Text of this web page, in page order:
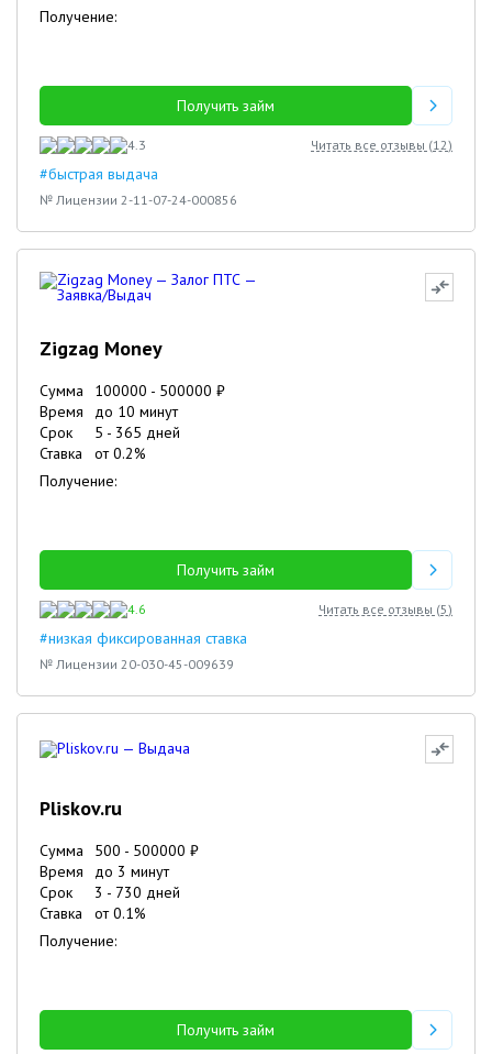
Получение:
Получить займ
4.3 Читать все отзывы (12)
#быстрая выдача
№ Лицензии 2-11-07-24-000856
Zigzag Money
Сумма 100000 - 500000 ₽
Время
до 10 минут
Срок
5 - 365 дней
Ставка
от0.2%
Получение:
Получить займ
4.6 Читать все отзывы (5)
#низкая фиксированная ставка
№ Лицензии 20-030-45-009639
Pliskov.ru
Сумма 500 - 500000 ₽
Время
до 3 минут
Срок
3 - 730 дней
Ставка
от0.1%
Получение:
Получить займ